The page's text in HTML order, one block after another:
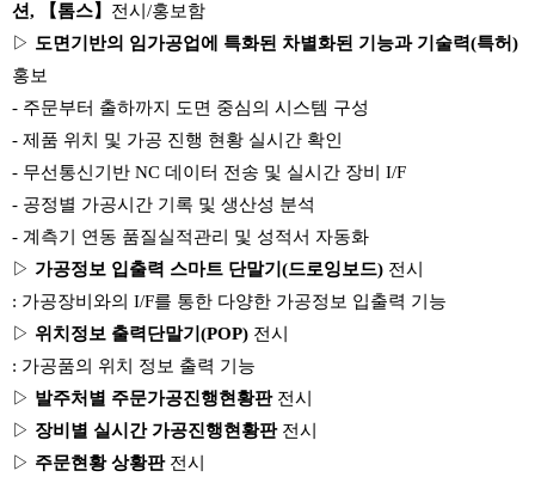
션, 【톰스】 전시 /홍보함
▷ 도면기반의 임가공업에 특화된 차별화된 기능과 기술력(특허)
홍보
- 주문부터 출하까지 도면 중심의 시스템 구성
- 제품 위치 및 가공 진행 현황 실시간 확인
- 무선통신기반 NC 데이터 전송 및 실시간 장비 I/F
- 공정별 가공시간 기록 및 생산성 분석
- 계측기 연동 품질실적관리 및 성적서 자동화
▷ 가공정보 입출력 스마트 단말기 (드로잉보드) 전시
: 가공장비와의 I/F를 통한 다양한 가공정보 입출력 기능
▷ 위치정보 출력단말기 (POP) 전시
: 가공품의 위치 정보 출력 기능
▷ 발주처별 주문가공진행현황판 전시
▷ 장비별 실시간 가공진행현황판 전시
▷ 주문현황 상황판 전시